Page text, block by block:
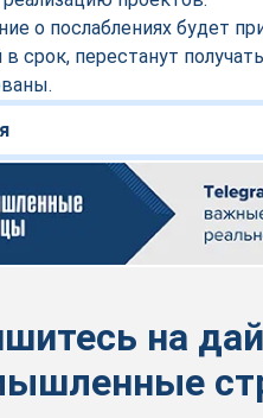
о послаблениях будет
в срок, перестанут
на